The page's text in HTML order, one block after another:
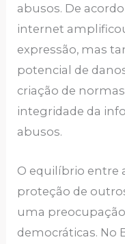
abusos. De
internet
expressão, mas
potencial de
criação de
integridade da
abusos.
O equilíbrio entre
proteção de
uma
democráticas. No